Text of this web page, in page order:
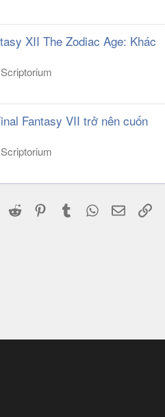
XII The Zodiac Age: Khác
Fantasy VII trở nên cuốn
Reddit PinterestTumblr WhatsApp
Email